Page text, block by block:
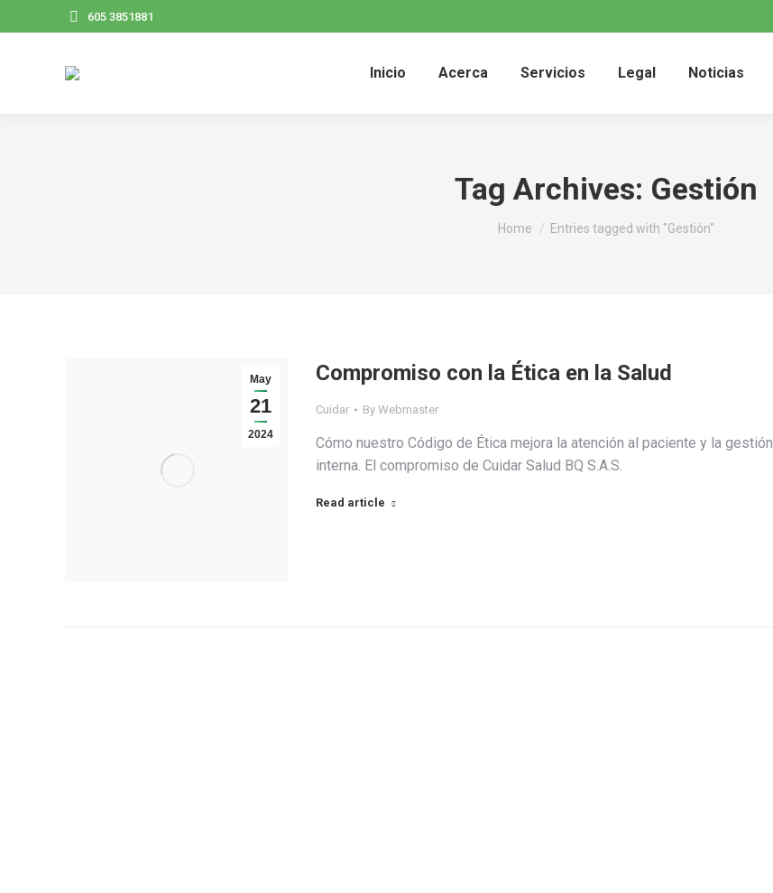
605 3851881
Inicio Acerca Servicios Legal Noticias
Tag Archives: Gestión
You are here:
Home Entries tagged with "Gestión"
May
21
2024
Compromiso con la Ética en la Salud
Cuidar By Webmaster
Cómo nuestro Código de Ética mejora la atención al paciente y la gestión
interna. El compromiso de Cuidar Salud BQ S.A.S.
Read article